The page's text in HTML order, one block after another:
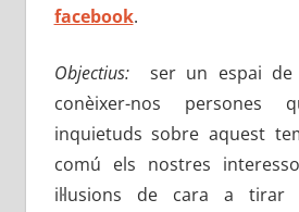
facebook.
Objectius:ser un espai de
conèixer-nos persones
inquietuds sobre aquest
comú els nostres
il·lusions de cara a tirar